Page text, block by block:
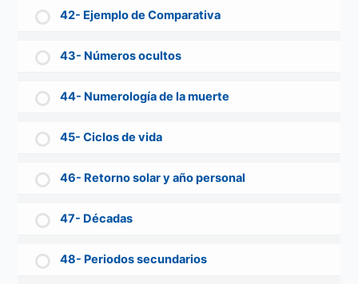
42- Ejemplo de Comparativa
43- Números ocultos
44- Numerología de la muerte
45- Ciclos de vida
46- Retorno solar y año personal
47- Décadas
48- Periodos secundarios